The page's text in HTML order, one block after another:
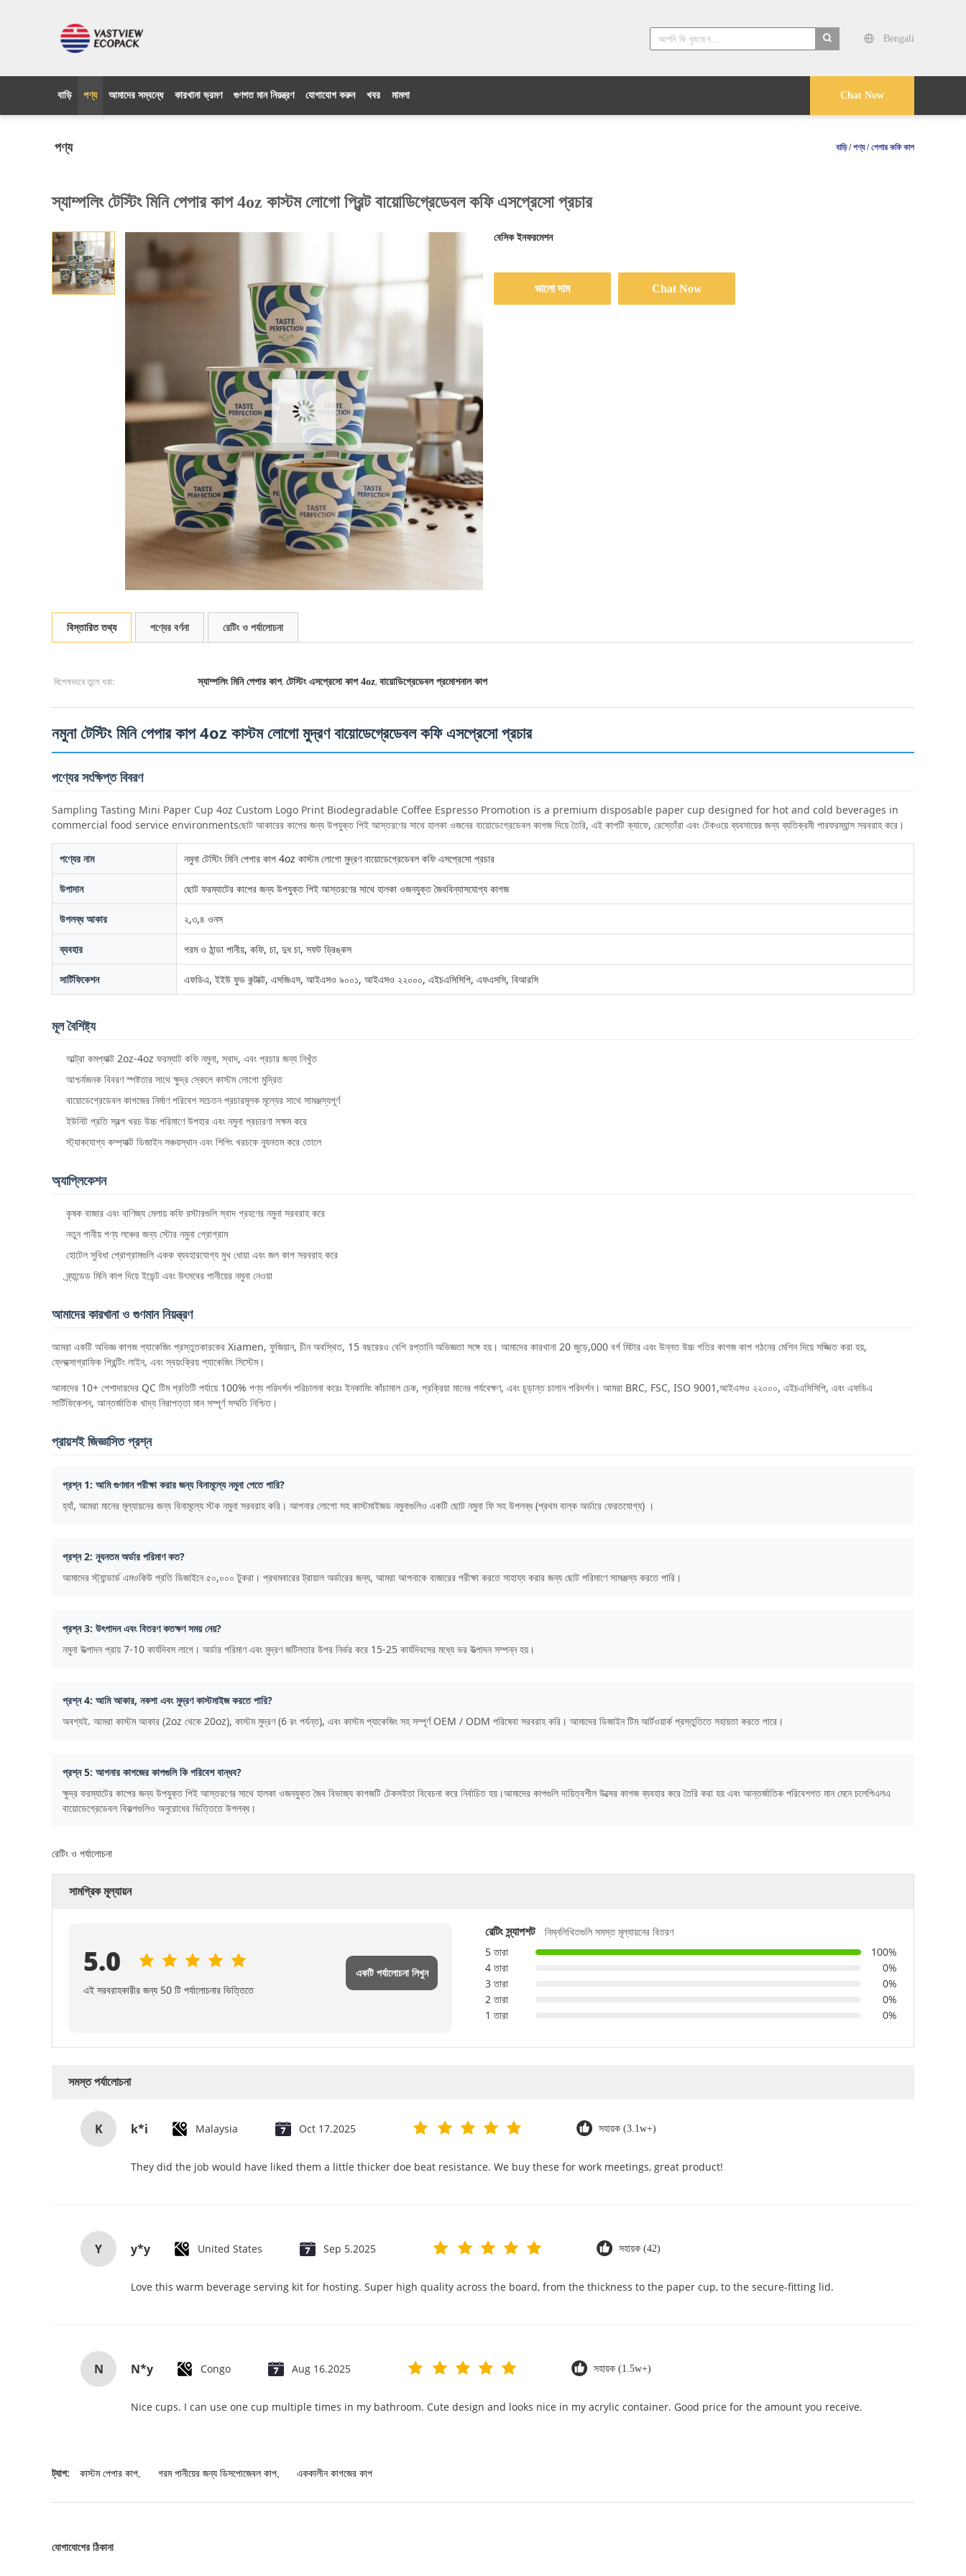
Bengali
Chat Now
বাড়ি পণ্য আমাদের সম্বন্ধে কারখানা ভ্রমণ গুণগত মান নিয়ন্ত্রণ যোগাযোগ করুন খবর মামলা
পণ্য বাড়ি /পণ্য/পেপার কফি কাপ
স্যাম্পলিং টেস্টিং মিনি পেপার কাপ 4oz কাস্টম লোগো প্রিন্ট বায়োডিগ্রেডেবল কফি এসপ্রেসো প্রচার
বেসিক ইনফরমেশন
ভালো দাম Chat Now
বিস্তারিত তথ্য পণ্যের বর্ণনা রেটিং ও পর্যালোচনা
বিশেষভাবে তুলে ধরা: স্যাম্পলিং মিনি পেপার কাপ, টেস্টিং এসপ্রেসো কাপ 4oz, বায়োডিগ্রেডেবল প্রমোশনাল কাপ
নমুনা টেস্টিং মিনি পেপার কাপ 4oz কাস্টম লোগো মুদ্রণ বায়োডেগ্রেডেবল কফি এসপ্রেসো প্রচার
পণ্যের সংক্ষিপ্ত বিবরণ
Sampling Tasting Mini Paper Cup 4oz Custom Logo Print Biodegradable Coffee Espresso Promotion is a premium disposable paper cup designed for hot and cold beverages in
commercial food service environmentsছোট আকারের কাপের জন্য উপযুক্ত পিই আস্তরণের সাথে হালকা ওজনের বায়োডেগ্রেডেবল কাগজ দিয়ে তৈরি, এই কাপটি ক্যাফে, রেস্তোঁরা এবং টেকওয়ে ব্যবসায়ের জন্য ব্যতিক্রমী পারফরম্যান্স সরবরাহ করে।
পণ্যের নাম নমুনা টেস্টিং মিনি পেপার কাপ 4oz কাস্টম লোগো মুদ্রণ বায়োডেগ্রেডেবল কফি এসপ্রেসো প্রচার
উপাদান ছোট ফরম্যাটের কাপের জন্য উপযুক্ত পিই আস্তরণের সাথে হালকা ওজনযুক্ত জৈববিন্যাসযোগ্য কাগজ
উপলব্ধ আকার ২,৩,৪ ওনস
ব্যবহার গরম ও ঠান্ডা পানীয়, কফি, চা, দুধ চা, সফট ড্রিঙ্কস
সার্টিফিকেশন এফডিএ, ইইউ ফুড কন্টাক্ট, এসজিএস, আইএসও ৯০০১, আইএসও ২২০০০, এইচএসিসিপি, এফএসসি, বিআরসি
মূল বৈশিষ্ট্য
আল্ট্রা কমপ্যাক্ট 2oz-4oz ফরম্যাট কফি নমুনা, স্বাদ, এবং প্রচার জন্য নিখুঁত
আশ্চর্যজনক বিবরণ স্পষ্টতার সাথে ক্ষুদ্র স্কেলে কাস্টম লোগো মুদ্রিত
বায়োডেগ্রেডেবল কাগজের নির্মাণ পরিবেশ সচেতন প্রচারমূলক মূল্যের সাথে সামঞ্জস্যপূর্ণ
ইউনিট প্রতি স্বল্প খরচ উচ্চ পরিমাণে উপহার এবং নমুনা প্রচারণা সক্ষম করে
স্ট্যাকযোগ্য কম্প্যাক্ট ডিজাইন সঞ্চয়স্থান এবং শিপিং খরচকে ন্যূনতম করে তোলে
অ্যাপ্লিকেশন
কৃষক বাজার এবং বাণিজ্য মেলায় কফি রস্টারগুলি স্বাদ গ্রহণের নমুনা সরবরাহ করে
নতুন পানীয় পণ্য লঞ্চের জন্য স্টোর নমুনা প্রোগ্রাম
হোটেল সুবিধা প্রোগ্রামগুলি একক ব্যবহারযোগ্য মুখ ধোয়া এবং জল কাপ সরবরাহ করে
ব্র্যান্ডেড মিনি কাপ দিয়ে ইভেন্ট এবং উৎসবের পানীয়ের নমুনা নেওয়া
আমাদের কারখানা ও গুণমান নিয়ন্ত্রণ
আমরা একটি অভিজ্ঞ কাগজ প্যাকেজিং প্রস্তুতকারকের Xiamen, ফুজিয়ান, চীন অবস্থিত, 15 বছরেরও বেশি রপ্তানি অভিজ্ঞতা সঙ্গে হয়। আমাদের কারখানা 20 জুড়ে,000 বর্গ মিটার এবং উন্নত উচ্চ গতির কাগজ কাপ গঠনের মেশিন দিয়ে সজ্জিত করা হয়,
ফ্লেক্সোগ্রাফিক প্রিন্টিং লাইন, এবং স্বয়ংক্রিয় প্যাকেজিং সিস্টেম।
আমাদের 10+ পেশাদারদের QC টিম প্রতিটি পর্যায়ে 100% পণ্য পরিদর্শন পরিচালনা করেঃ ইনকামিং কাঁচামাল চেক, প্রক্রিয়া মানের পর্যবেক্ষণ, এবং চূড়ান্ত চালান পরিদর্শন। আমরা BRC, FSC, ISO 9001,আইএসও ২২০০০, এইচএসিসিপি, এবং এফডিএ
সার্টিফিকেশন, আন্তর্জাতিক খাদ্য নিরাপত্তা মান সম্পূর্ণ সম্মতি নিশ্চিত।
প্রায়শই জিজ্ঞাসিত প্রশ্ন
প্রশ্ন 1: আমি গুণমান পরীক্ষা করার জন্য বিনামূল্যে নমুনা পেতে পারি?
হ্যাঁ, আমরা মানের মূল্যায়নের জন্য বিনামূল্যে স্টক নমুনা সরবরাহ করি। আপনার লোগো সহ কাস্টমাইজড নমুনাগুলিও একটি ছোট নমুনা ফি সহ উপলব্ধ (প্রথম বাল্ক অর্ডারে ফেরতযোগ্য) ।
প্রশ্ন 2: ন্যূনতম অর্ডার পরিমাণ কত?
আমাদের স্ট্যান্ডার্ড এমওকিউ প্রতি ডিজাইনে ৫০,০০০ টুকরা। প্রথমবারের ট্রায়াল অর্ডারের জন্য, আমরা আপনাকে বাজারের পরীক্ষা করতে সাহায্য করার জন্য ছোট পরিমাণে সামঞ্জস্য করতে পারি।
প্রশ্ন 3: উৎপাদন এবং বিতরণ কতক্ষণ সময় নেয়?
নমুনা উত্পাদন প্রায় 7-10 কার্যদিবস লাগে। অর্ডার পরিমাণ এবং মুদ্রণ জটিলতার উপর নির্ভর করে 15-25 কার্যদিবসের মধ্যে ভর উত্পাদন সম্পন্ন হয়।
প্রশ্ন 4: আমি আকার, নকশা এবং মুদ্রণ কাস্টমাইজ করতে পারি?
অবশ্যই. আমরা কাস্টম আকার (2oz থেকে 20oz), কাস্টম মুদ্রণ (6 রং পর্যন্ত), এবং কাস্টম প্যাকেজিং সহ সম্পূর্ণ OEM / ODM পরিষেবা সরবরাহ করি। আমাদের ডিজাইন টিম আর্টওয়ার্ক প্রস্তুতিতে সহায়তা করতে পারে।
প্রশ্ন 5: আপনার কাগজের কাপগুলি কি পরিবেশ বান্ধব?
ক্ষুদ্র ফরম্যাটের কাপের জন্য উপযুক্ত পিই আস্তরণের সাথে হালকা ওজনযুক্ত জৈব বিভাজ্য কাগজটি টেকসইতা বিবেচনা করে নির্বাচিত হয়।আমাদের কাপগুলি দায়িত্বশীল উত্সের কাগজ ব্যবহার করে তৈরি করা হয় এবং আন্তর্জাতিক পরিবেশগত মান মেনে চলেপিএলএ
বায়োডেগ্রেডেবল বিকল্পগুলিও অনুরোধের ভিত্তিতে উপলব্ধ।
রেটিং ও পর্যালোচনা
সামগ্রিক মূল্যায়ন
5.0
এই সরবরাহকারীর জন্য 50 টি পর্যালোচনার ভিত্তিতে
একটি পর্যালোচনা লিখুন
রেটিং স্ন্যাপশট
নিম্নলিখিতগুলি সমস্ত মূল্যায়নের বিতরণ
5 তারা
100%
4 তারা
0%
3 তারা
0%
2 তারা
0%
1 তারা
0%
সমস্ত পর্যালোচনা
K k*i Malaysia Oct 17.2025 সহায়ক (3.1w+)
They did the job would have liked them a little thicker doe beat resistance. We buy these for work meetings, great product!
Y y*y United States Sep 5.2025 সহায়ক (42)
Love this warm beverage serving kit for hosting. Super high quality across the board, from the thickness to the paper cup, to the secure-fitting lid.
N N*y Congo Aug 16.2025 সহায়ক (1.5w+)
Nice cups. I can use one cup multiple times in my bathroom. Cute design and looks nice in my acrylic container. Good price for the amount you receive.
ট্যাগ: কাস্টম পেপার কাপ, গরম পানীয়ের জন্য ডিসপোজেবল কাপ, এককালীন কাগজের কাপ
যোগাযোগের ঠিকানা